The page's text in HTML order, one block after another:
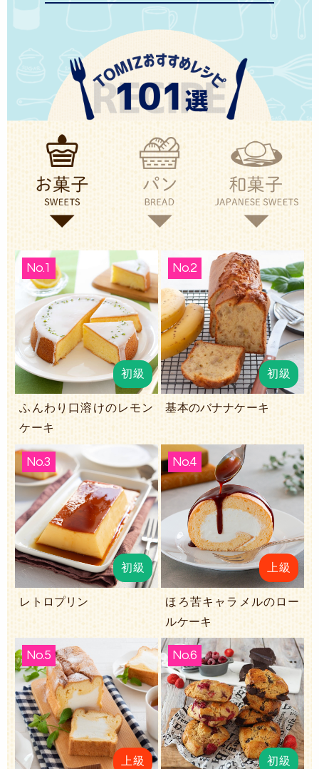
No.1
初級
ふんわり口溶けのレモン
ケーキ
No.2
初級
基本のバナナケーキ
No.3
初級
レトロプリン
No.4
上級
ほろ苦キャラメルのロー
ルケーキ
No.5
上級
No.6
初級